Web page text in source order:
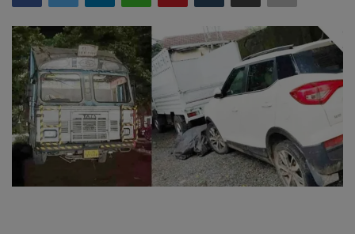
About Author
Contact
Dipotsav Special
આંતરરાષ્ટ્રીય